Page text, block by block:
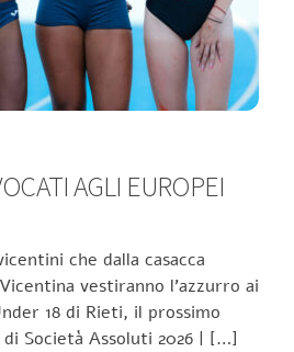
AGLI EUROPEI
che dalla casacca
vestiranno l’azzurro ai
18 di Rieti, il prossimo
Società Assoluti 2026 | […]